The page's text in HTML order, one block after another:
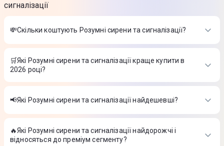
сигналізації
💸Скільки коштують Розумні сирени та сигналізації?
Вартість товарів в категорії Розумні сирени та сигналізації в
інтернет-магазині Цитрус
Брелок для управління охоронною системою Ajax
SpaceControl (black)
(Black)-19 499 ₴
MultiTransmitter, Jeweller, бездротовий, чорний
🛒Які Розумні сирени та сигналізації краще купити в
2026 році?
Найкращі Розумні сирени та сигналізації в 2026 році на думку
інтернет-магазину Цитрус
SpaceControl (black)
Комплект бездротової сигналізації Ajax StarterKit Cam Plus
(Black)-
19 499 ₴
📢Які Розумні сирени та сигналізації найдешевші?
На сьогодні найдешевші Розумні сирени та сигналізації
Брелок для управління охоронною системою Ajax
SpaceControl (black)-969 ₴
🔥Які Розумні сирени та сигналізації найдорожчі і
відносяться до преміум сегменту?